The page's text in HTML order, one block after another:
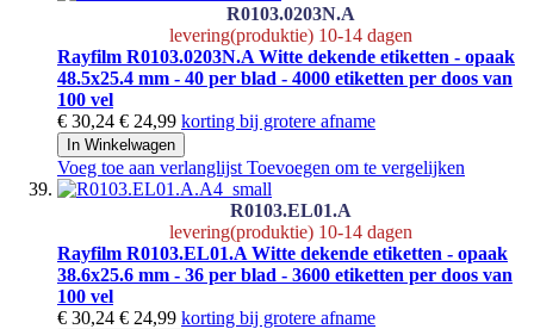
R0103.0203N.A
levering(produktie) 10-14 dagen
Rayfilm R0103.0203N.A Witte dekende etiketten - opaak
48.5x25.4 mm - 40 per blad - 4000 etiketten per doos van
100 vel
€ 30,24 € 24,99 korting bij grotere afname
In Winkelwagen
Voeg toe aan verlanglijst Toevoegen om te vergelijken
R0103.EL01.A
levering(produktie) 10-14 dagen
Rayfilm R0103.EL01.A Witte dekende etiketten - opaak
38.6x25.6 mm - 36 per blad - 3600 etiketten per doos van
100 vel
€ 30,24 € 24,99 korting bij grotere afname